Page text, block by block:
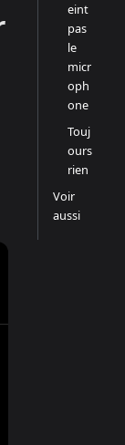
eint
pas
le
micr
oph
one
Touj
ours
rien
Voir
aussi